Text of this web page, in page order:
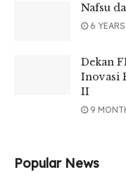
Nafsu
6
Dekan
Inovasi
II
9
Popular News